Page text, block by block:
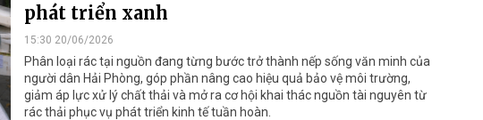
phát triển xanh
15:30 20/06/2026
Phân loại rác tại nguồn đang từng bước trở thành nếp sống văn minh của
người dân Hải Phòng, góp phần nâng cao hiệu quả bảo vệ môi trường,
giảm áp lực xử lý chất thải và mở ra cơ hội khai thác nguồn tài nguyên từ
rác thải phục vụ phát triển kinh tế tuần hoàn.